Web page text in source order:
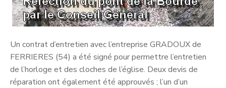
Un contrat d’entretien avec l’entreprise GRADOUX de
FERRIERES (54) a été signé pour permettre l’entretien
de l’horloge et des cloches de l’église. Deux devis de
réparation ont également été approuvés ; l’un d’un